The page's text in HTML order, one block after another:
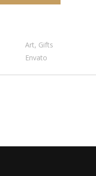
Art, Gifts
Envato